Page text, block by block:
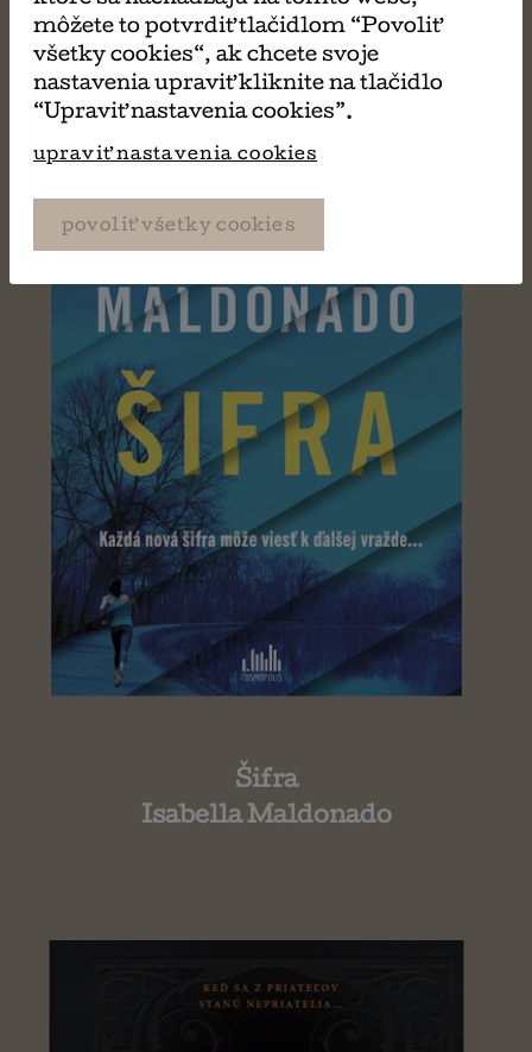
Šifra
Isabella Maldonado
môžete to potvrdiť tlačidlom “Povoliť
všetky cookies“, ak chcete svoje
nastavenia upraviť kliknite na tlačidlo
“Upraviť nastavenia cookies”.
upraviť nastavenia cookies
povoliť všetky cookies